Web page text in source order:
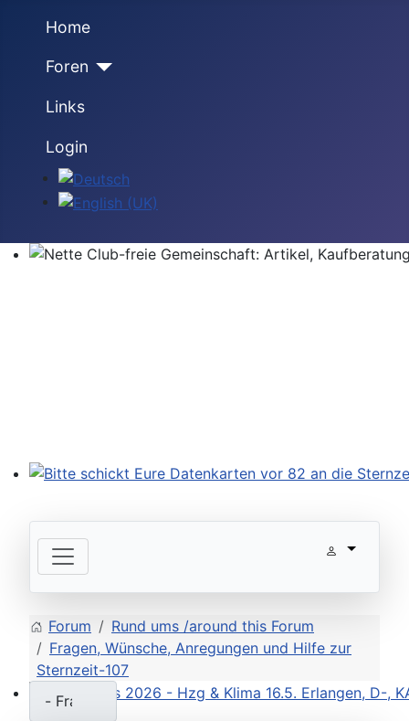
Home
Foren
Links
Login
Sprache auswählen
Forum
Rund ums /around this Forum
Fragen, Wünsche, Anregungen und Hilfe zur
Sternzeit-107